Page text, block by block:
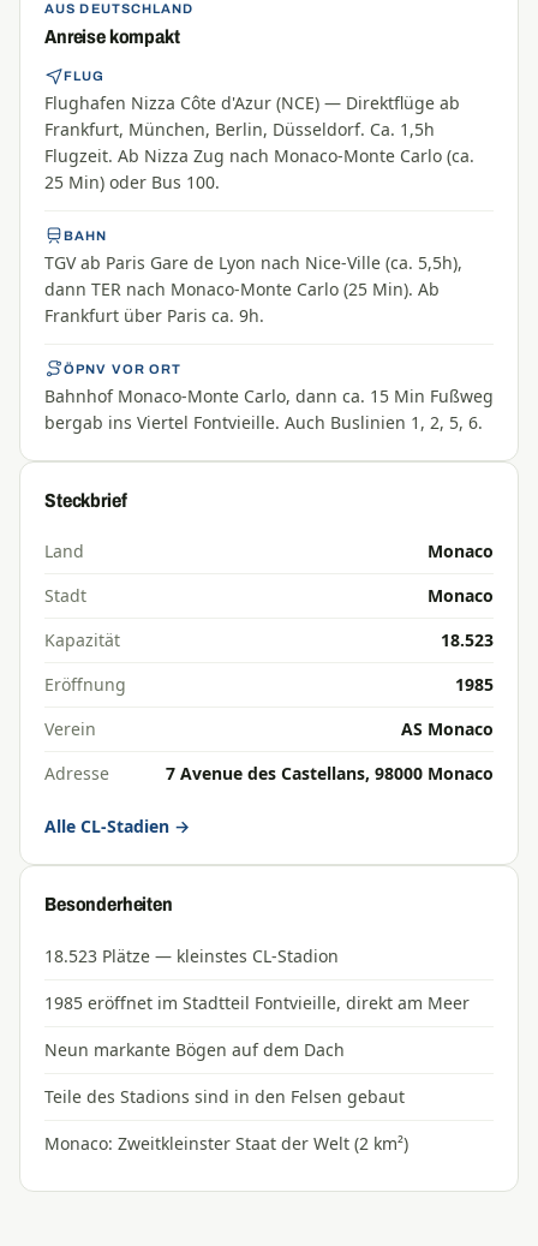
AUS DEUTSCHLAND
Anreise kompakt
FLUG
Flughafen Nizza Côte d'Azur (NCE) — Direktflüge ab
Frankfurt, München, Berlin, Düsseldorf. Ca. 1,5h
Flugzeit. Ab Nizza Zug nach Monaco-Monte Carlo (ca.
25 Min) oder Bus 100.
BAHN
TGV ab Paris Gare de Lyon nach Nice-Ville (ca. 5,5h),
dann TER nach Monaco-Monte Carlo (25 Min). Ab
Frankfurt über Paris ca. 9h.
ÖPNV VOR ORT
Bahnhof Monaco-Monte Carlo, dann ca. 15 Min Fußweg
bergab ins Viertel Fontvieille. Auch Buslinien 1, 2, 5, 6.
Steckbrief
Land
Monaco
Stadt
Monaco
Kapazität
18.523
Eröffnung
1985
Verein
AS Monaco
Adresse
7 Avenue des Castellans, 98000 Monaco
Alle CL-Stadien →
Besonderheiten
18.523 Plätze — kleinstes CL-Stadion
1985 eröffnet im Stadtteil Fontvieille, direkt am Meer
Neun markante Bögen auf dem Dach
Teile des Stadions sind in den Felsen gebaut
Monaco: Zweitkleinster Staat der Welt (2 km²)